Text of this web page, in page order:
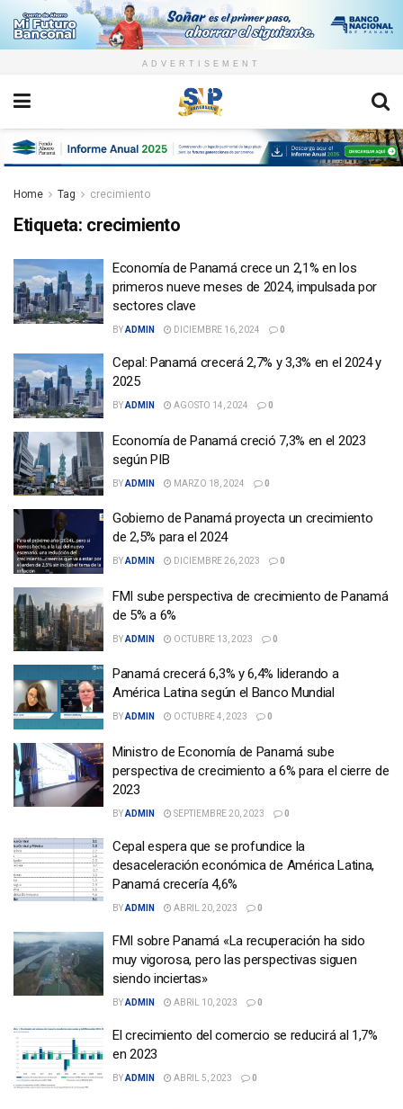
ADVERTISEMENT
Home Tag crecimiento
Etiqueta: crecimiento
Economía de Panamá crece un 2,1% en los
primeros nueve meses de 2024, impulsada por
sectores clave
BYADMIN DICIEMBRE 16, 2024 0
Cepal: Panamá crecerá 2,7% y 3,3% en el 2024 y
2025
BYADMIN AGOSTO 14, 2024 0
Economía de Panamá creció 7,3% en el 2023
según PIB
BYADMIN MARZO 18, 2024 0
Gobierno de Panamá proyecta un crecimiento
de 2,5% para el 2024
BYADMIN DICIEMBRE 26, 2023 0
FMI sube perspectiva de crecimiento de Panamá
de 5% a 6%
BYADMIN OCTUBRE 13, 2023 0
Panamá crecerá 6,3% y 6,4% liderando a
América Latina según el Banco Mundial
BYADMIN OCTUBRE 4, 2023 0
Ministro de Economía de Panamá sube
perspectiva de crecimiento a 6% para el cierre de
2023
BYADMIN SEPTIEMBRE 20, 2023 0
Cepal espera que se profundice la
desaceleración económica de América Latina,
Panamá crecería 4,6%
BYADMIN ABRIL 20, 2023 0
FMI sobre Panamá «La recuperación ha sido
muy vigorosa, pero las perspectivas siguen
siendo inciertas»
BYADMIN ABRIL 10, 2023 0
El crecimiento del comercio se reducirá al 1,7%
en 2023
BYADMIN ABRIL 5, 2023 0